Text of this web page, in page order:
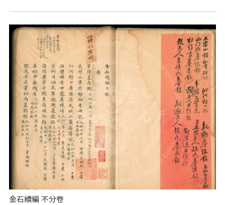
金石續編 不分卷